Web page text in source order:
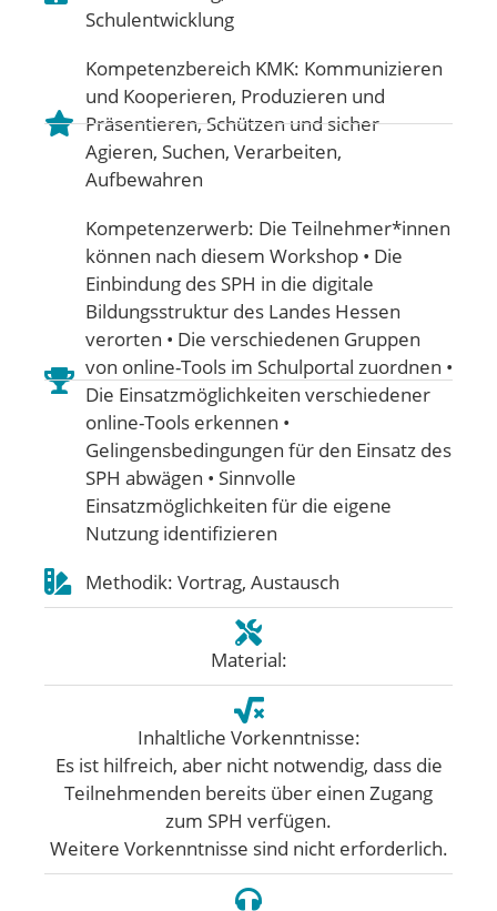
Schulentwicklung
Kompetenzbereich KMK: Kommunizieren
und Kooperieren, Produzieren und
Präsentieren,Schützen und sicher
Agieren, Suchen, Verarbeiten,
Aufbewahren
Kompetenzerwerb: Die Teilnehmer*innen
können nach diesem Workshop • Die
Einbindung des SPH in die digitale
Bildungsstruktur des Landes Hessen
verorten • Die verschiedenen Gruppen
von online-Tools im Schulportal zuordnen •
Die Einsatzmöglichkeiten verschiedener
online-Tools erkennen •
Gelingensbedingungen für den Einsatz des
SPH abwägen • Sinnvolle
Einsatzmöglichkeiten für die eigene
Nutzung identifizieren
Methodik: Vortrag, Austausch
Material:
Inhaltliche Vorkenntnisse:
Es ist hilfreich, aber nicht notwendig, dass die
Teilnehmenden bereits über einen Zugang
zum SPH verfügen.
Weitere Vorkenntnisse sind nicht erforderlich.